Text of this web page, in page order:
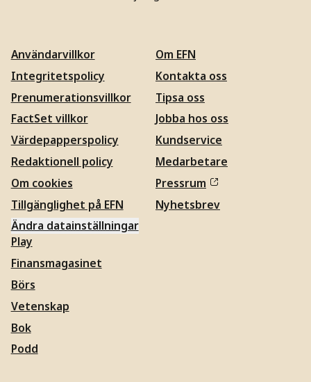
Användarvillkor
Integritetspolicy
Prenumerationsvillkor
FactSet villkor
Värdepapperspolicy
Redaktionell policy
Om cookies
Tillgänglighet på EFN
Ändra datainställningar
Om EFN
Kontakta oss
Tipsa oss
Jobba hos oss
Kundservice
Medarbetare
Pressrum
Nyhetsbrev
Play
Finansmagasinet
Börs
Vetenskap
Bok
Podd